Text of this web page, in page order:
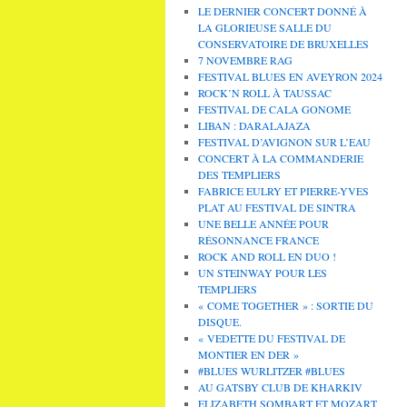
LE DERNIER CONCERT DONNÉ À
LA GLORIEUSE SALLE DU
CONSERVATOIRE DE BRUXELLES
7 NOVEMBRE RAG
FESTIVAL BLUES EN AVEYRON 2024
ROCK’N ROLL À TAUSSAC
FESTIVAL DE CALA GONOME
LIBAN : DARALAJAZA
FESTIVAL D’AVIGNON SUR L’EAU
CONCERT À LA COMMANDERIE
DES TEMPLIERS
FABRICE EULRY ET PIERRE-YVES
PLAT AU FESTIVAL DE SINTRA
UNE BELLE ANNÉE POUR
RÉSONNANCE FRANCE
ROCK AND ROLL EN DUO !
UN STEINWAY POUR LES
TEMPLIERS
« COME TOGETHER » : SORTIE DU
DISQUE.
« VEDETTE DU FESTIVAL DE
MONTIER EN DER »
#BLUES WURLITZER #BLUES
AU GATSBY CLUB DE KHARKIV
ELIZABETH SOMBART ET MOZART